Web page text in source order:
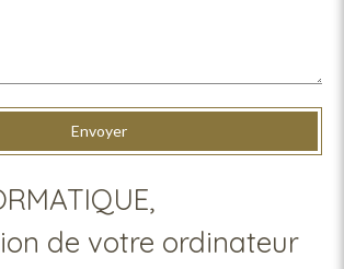
Envoyer
de votre ordinateur